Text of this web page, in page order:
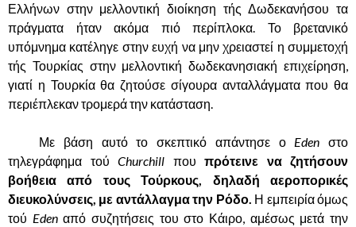
Ελλήνων στην μελλοντική διοίκηση τής Δωδεκανήσου τα
πράγματα ήταν ακόμα πιό περίπλοκα. Το βρετανικό
υπόμνημα κατέληγε στην ευχή να μην χρειαστεί η συμμετοχή
τής Τουρκίας στην μελλοντική δωδεκανησιακή επιχείρηση,
γιατί η Τουρκία θα ζητούσε σίγουρα ανταλλάγματα που θα
περιέπλεκαν τρομερά την κατάσταση.
Με βάση αυτό το σκεπτικό απάντησε ο Eden στο
τηλεγράφημα τού Churchill που πρότεινε να ζητήσουν
βοήθεια από τους Τούρκους, δηλαδή αεροπορικές
διευκολύνσεις, με αντάλλαγμα την Ρόδο. Η εμπειρία όμως
τού Edenαπό συζητήσεις του στο Κάιρο, αμέσως μετά την